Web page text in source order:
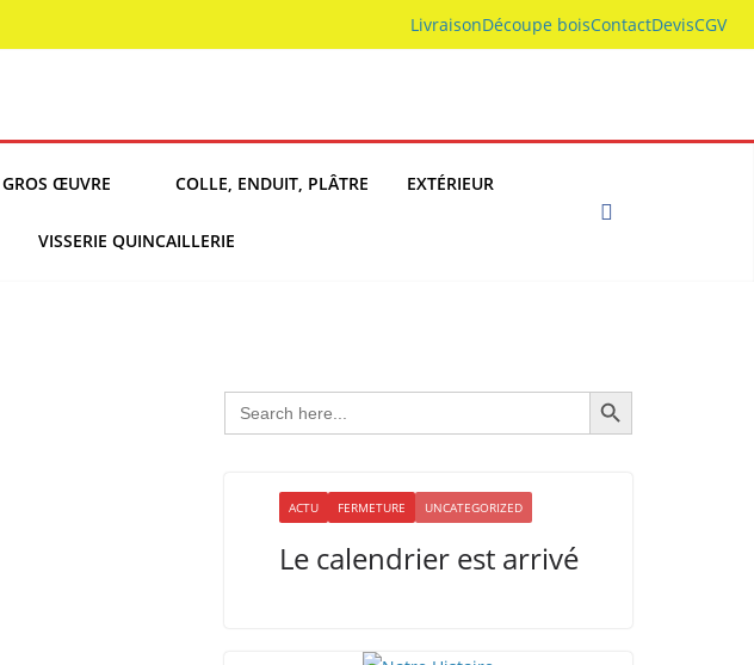
LivraisonDécoupe boisContactDevisCGV
GROS ŒUVRE COLLE, ENDUIT, PLÂTRE EXTÉRIEUR
VISSERIE QUINCAILLERIE
Search
for:
Search Button
ACTU FERMETURE UNCATEGORIZED
Le calendrier est arrivé